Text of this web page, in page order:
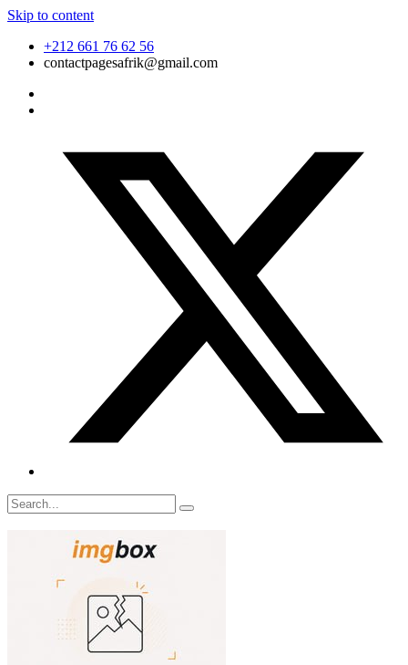
Skip to content
+212 661 76 62 56
contactpagesafrik@gmail.com